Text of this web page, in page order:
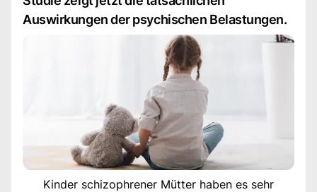
Auswirkungen der psychischen Belastungen.
Kinder schizophrener Mütter haben es sehr